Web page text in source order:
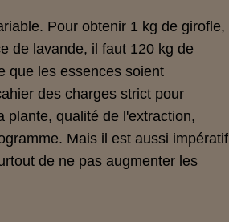
Pour obtenir 1 kg de girofle,
de lavande, il faut 120 kg de
que les essences soient
des charges strict pour
plante, qualité de l'extraction,
Mais il est aussi impératif
de ne pas augmenter les